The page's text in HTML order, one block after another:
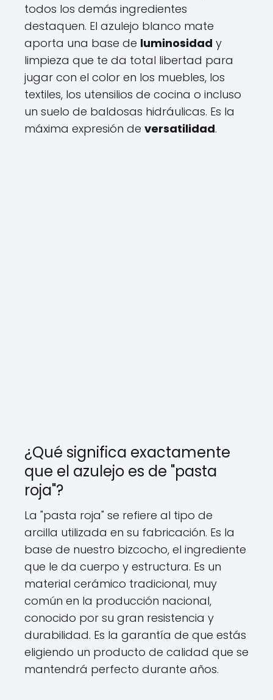
todos los demás ingredientes
destaquen. El azulejo blanco mate
aporta una base de luminosidad y
limpieza que te da total libertad para
jugar con el color en los muebles, los
textiles, los utensilios de cocina o incluso
un suelo de baldosas hidráulicas. Es la
máxima expresión de versatilidad.
¿Qué significa exactamente
que el azulejo es de "pasta
roja"?
La "pasta roja" se refiere al tipo de
arcilla utilizada en su fabricación. Es la
base de nuestro bizcocho, el ingrediente
que le da cuerpo y estructura. Es un
material cerámico tradicional, muy
común en la producción nacional,
conocido por su gran resistencia y
durabilidad. Es la garantía de que estás
eligiendo un producto de calidad que se
mantendrá perfecto durante años.